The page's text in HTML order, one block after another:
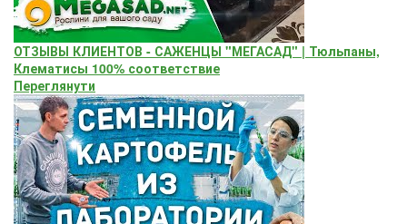
ОТЗЫВЫ КЛИЕНТОВ - САЖЕНЦЫ "МЕГАСАД" | Тюльпаны,
Клематисы 100% соответствие
Переглянути